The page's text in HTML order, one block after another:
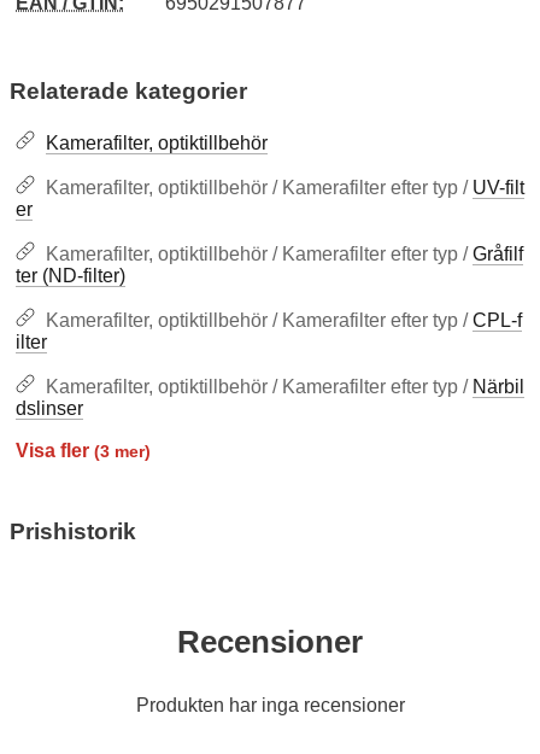
Relaterade kategorier
Kamerafilter, optiktillbehör
Kamerafilter, optiktillbehör / Kamerafilter efter typ / UV-filt
er
Kamerafilter, optiktillbehör / Kamerafilter efter typ /Gråfilf
ter (ND-filter)
Kamerafilter, optiktillbehör / Kamerafilter efter typ /CPL-f
ilter
Kamerafilter, optiktillbehör / Kamerafilter efter typ / Närbil
dslinser
Visa fler (3 mer)
Prishistorik
Recensioner
Produkten har inga recensioner